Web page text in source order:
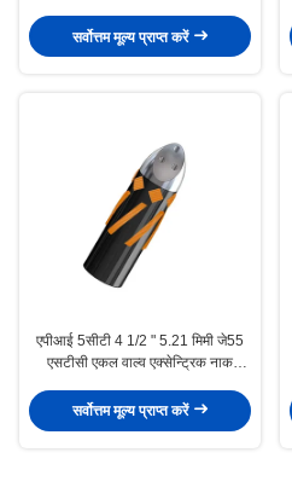
सर्वोत्तम मूल्य प्राप्त करें
एपीआई 5सीटी 4 1/2 " 5.21 मिमी जे55
एसटीसी एकल वाल्व एक्सेन्ट्रिक नाक
उद्योग में उपयोग के लिए डिज़ाइन किया गया
सर्वोत्तम मूल्य प्राप्त करें